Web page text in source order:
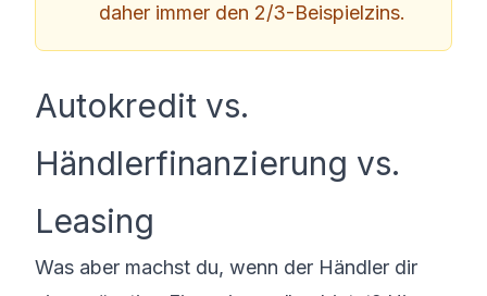
daher immer den 2/3-Beispielzins.
Autokredit vs.
Händlerfinanzierung vs.
Leasing
Was aber machst du, wenn der Händler dir